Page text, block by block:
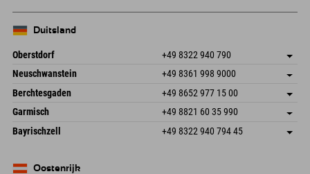
Duitsland
Oberstdorf +49 8322 940 790
An der Breitach 3
Duitsland
Adres opslaan
Booking
Neuschwanstein +49 8361 998 9000
An der Riese 45
87484 Nesselwang im Allgäu
Duitsland
Adres opslaan
Aankomstinformatie
Booking
Berchtesgaden +49 8652 977 15 00
Hofreitstr. 7
Duitsland
Adres opslaan
Booking
Garmisch +49 8821 60 35 990
Frickenstraße 22
82490 Farchant
Adres opslaan
Aankomstinformatie
Bayrischzell +49 8322 940 794 45
Duitsland
Oostenrijk